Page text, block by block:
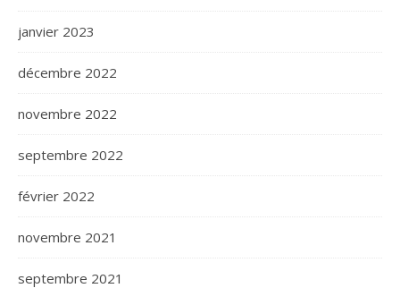
janvier 2023
décembre 2022
novembre 2022
septembre 2022
février 2022
novembre 2021
septembre 2021